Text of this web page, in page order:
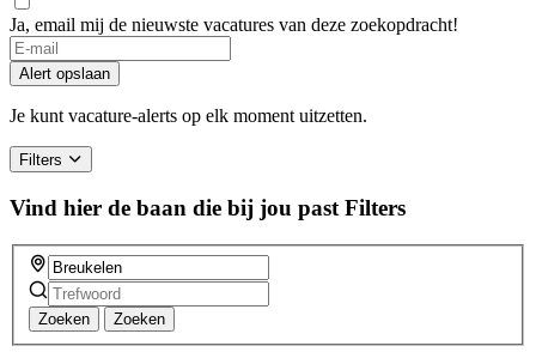
Ja, email mij de nieuwste vacatures van deze zoekopdracht!
If
you
are
a
ignore
this
field
Alert opslaan
Je kunt vacature-alerts op elk moment uitzetten.
Filters
Vind hier de baan die bij jou past Filters
Zoeken Zoeken